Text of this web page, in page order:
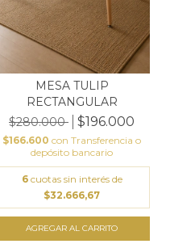
MESA TULIP
RECTANGULAR
$280.000
$196.000
$166.600 con Transferencia o
depósito bancario
6 cuotas sin interés de
$32.666,67